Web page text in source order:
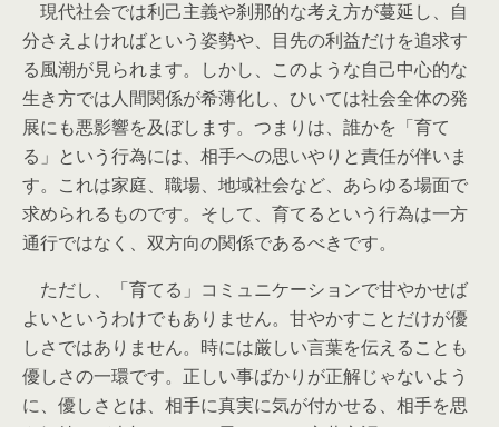
現代社会では利己主義や刹那的な考え方が蔓延し、自
分さえよければという姿勢や、目先の利益だけを追求す
る風潮が見られます。しかし、このような自己中心的な
生き方では人間関係が希薄化し、ひいては社会全体の発
展にも悪影響を及ぼします。つまりは、誰かを「育て
る」という行為には、相手への思いやりと責任が伴いま
す。これは家庭、職場、地域社会など、あらゆる場面で
求められるものです。そして、育てるという行為は一方
通行ではなく、双方向の関係であるべきです。
ただし、「育てる」コミュニケーションで甘やかせば
よいというわけでもありません。甘やかすことだけが優
しさではありません。時には厳しい言葉を伝えることも
優しさの一環です。正しい事ばかりが正解じゃないよう
に、優しさとは、相手に真実に気が付かせる、相手を思